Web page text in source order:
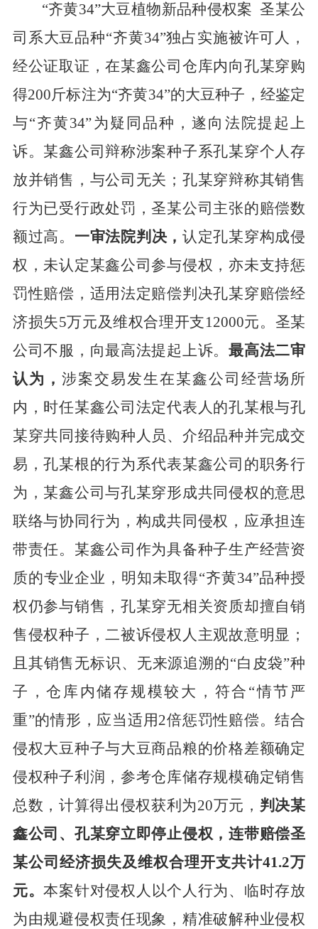
“齐黄34”大豆植物新品种侵权案 圣某公
司系大豆品种“齐黄34”独占实施被许可人，
经公证取证，在某鑫公司仓库内向孔某穿购
得200斤标注为“齐黄34”的大豆种子，经鉴定
与“齐黄34”为疑同品种，遂向法院提起上
诉。某鑫公司辩称涉案种子系孔某穿个人存
放并销售，与公司无关；孔某穿辩称其销售
行为已受行政处罚，圣某公司主张的赔偿数
额过高。 一审法院判决， 认定孔某穿构成侵
权，未认定某鑫公司参与侵权，亦未支持惩
罚性赔偿，适用法定赔偿判决孔某穿赔偿经
济损失5万元及维权合理开支12000元。圣某
公司不服，向最高法提起上诉。最高法二审
认为， 涉案交易发生在某鑫公司经营场所
内，时任某鑫公司法定代表人的孔某根与孔
某穿共同接待购种人员、介绍品种并完成交
易，孔某根的行为系代表某鑫公司的职务行
为，某鑫公司与孔某穿形成共同侵权的意思
联络与协同行为，构成共同侵权，应承担连
带责任。某鑫公司作为具备种子生产经营资
质的专业企业，明知未取得“齐黄34”品种授
权仍参与销售，孔某穿无相关资质却擅自销
售侵权种子，二被诉侵权人主观故意明显；
且其销售无标识、无来源追溯的“白皮袋”种
子，仓库内储存规模较大，符合“情节严
重”的情形，应当适用2倍惩罚性赔偿。结合
侵权大豆种子与大豆商品粮的价格差额确定
侵权种子利润，参考仓库储存规模确定销售
总数，计算得出侵权获利为20万元， 判决某
鑫公司、孔某穿立即停止侵权，连带赔偿圣
某公司经济损失及维权合理开支共计41.2万
元。本案针对侵权人以个人行为、临时存放
为由规避侵权责任现象，精准破解种业侵权